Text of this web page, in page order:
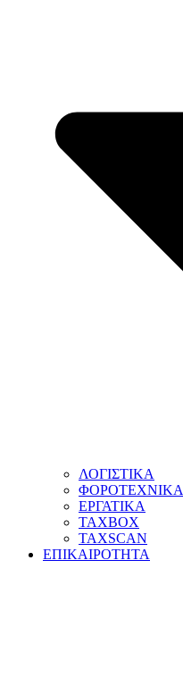
ΛΟΓΙΣΤΙΚΑ
ΦΟΡΟΤΕΧΝΙΚΑ
ΕΡΓΑΤΙΚΑ
TAXBOX
TAXSCAN
ΕΠΙΚΑΙΡΟΤΗΤΑ